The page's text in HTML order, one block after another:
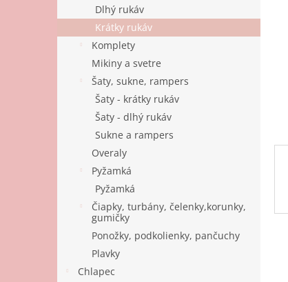
Dlhý rukáv
Krátky rukáv
Komplety
Mikiny a svetre
Šaty, sukne, rampers
Šaty - krátky rukáv
Šaty - dlhý rukáv
Sukne a rampers
Overaly
Pyžamká
Pyžamká
Čiapky, turbány, čelenky,korunky,
gumičky
Ponožky, podkolienky, pančuchy
Plavky
Chlapec